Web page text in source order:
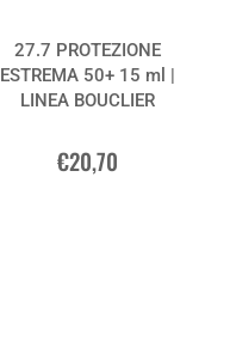
27.7 PROTEZIONE
ESTREMA 50+ 15 ml |
LINEA BOUCLIER
€20,70